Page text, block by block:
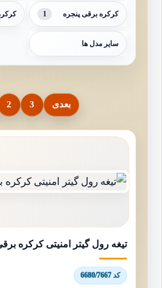
کرکره برقی پنجره 1
سایر مدل ها
2 3 بعدی
تیغه رول گیتر امنیتی کرکره
کد 6680/7667